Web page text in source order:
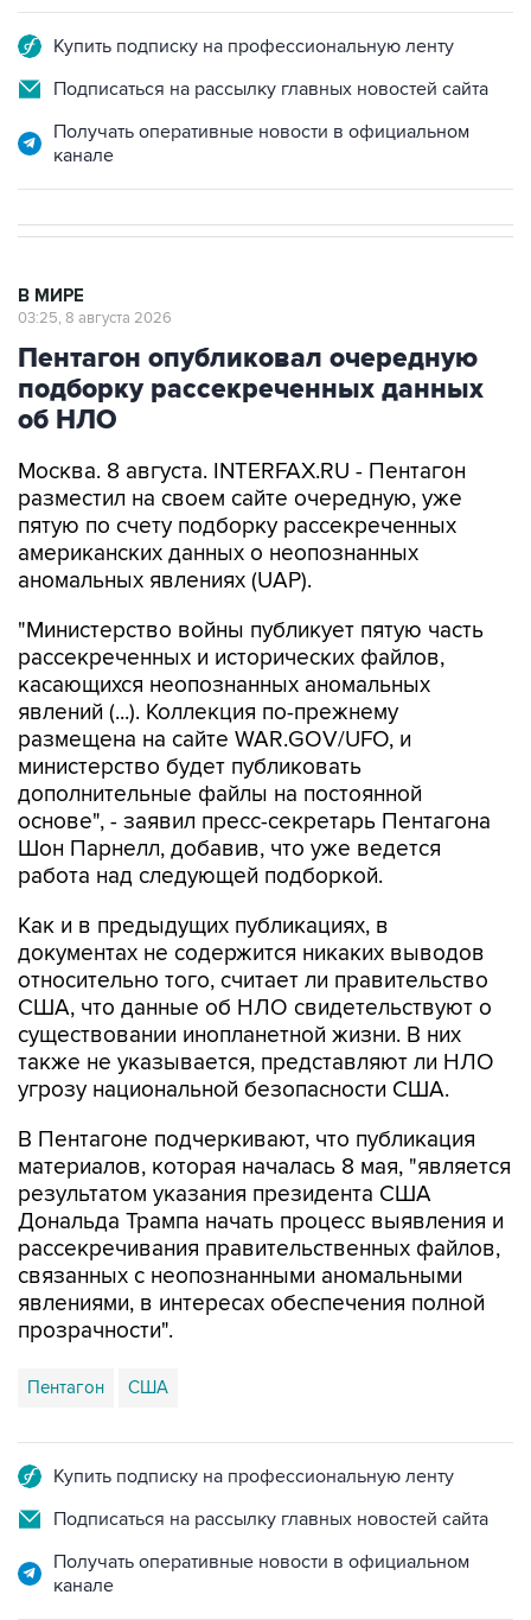
Купить подписку на профессиональную ленту
Подписаться на рассылку главных новостей сайта
Получать оперативные новости в официальном
канале
В МИРЕ
03:25, 8 августа 2026
Пентагон опубликовал очередную
подборку рассекреченных данных
об НЛО
Москва. 8 августа. INTERFAX.RU - Пентагон
разместил на своем сайте очередную, уже
пятую по счету подборку рассекреченных
американских данных о неопознанных
аномальных явлениях (UAP).
"Министерство войны публикует пятую часть
рассекреченных и исторических файлов,
касающихся неопознанных аномальных
явлений (...). Коллекция по-прежнему
размещена на сайте WAR.GOV/UFO, и
министерство будет публиковать
дополнительные файлы на постоянной
основе", - заявил пресс-секретарь Пентагона
Шон Парнелл, добавив, что уже ведется
работа над следующей подборкой.
Как и в предыдущих публикациях, в
документах не содержится никаких выводов
относительно того, считает ли правительство
США, что данные об НЛО свидетельствуют о
существовании инопланетной жизни. В них
также не указывается, представляют ли НЛО
угрозу национальной безопасности США.
В Пентагоне подчеркивают, что публикация
материалов, которая началась 8 мая, "является
результатом указания президента США
Дональда Трампа начать процесс выявления и
рассекречивания правительственных файлов,
связанных с неопознанными аномальными
явлениями, в интересах обеспечения полной
прозрачности".
Пентагон США
Купить подписку на профессиональную ленту
Подписаться на рассылку главных новостей сайта
Получать оперативные новости в официальном
канале